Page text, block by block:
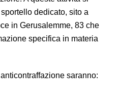
dedicato, sito a
in Gerusalemme, 83 che
specifica in materia
saranno: